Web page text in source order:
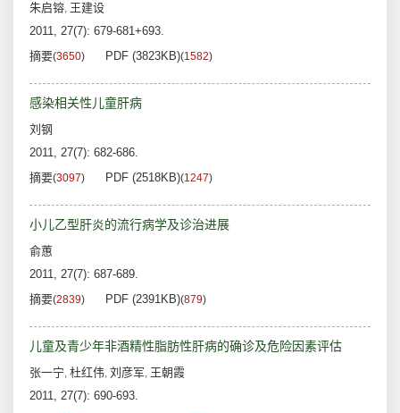
朱启镕, 王建设
2011, 27(7): 679-681+693.
摘要(3650) PDF (3823KB)(1582)
感染相关性儿童肝病
刘钢
2011, 27(7): 682-686.
摘要(3097) PDF (2518KB)(1247)
小儿乙型肝炎的流行病学及诊治进展
俞蕙
2011, 27(7): 687-689.
摘要(2839) PDF (2391KB)(879)
儿童及青少年非酒精性脂肪性肝病的确诊及危险因素评估
张一宁, 杜红伟, 刘彦军, 王朝霞
2011, 27(7): 690-693.